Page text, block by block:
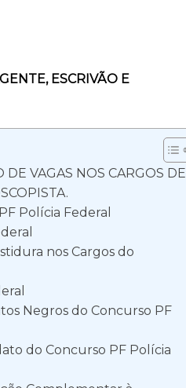
ESCRIVÃO E
VAGAS NOS CARGOS DE
Polícia Federal
nos Cargos do
Negros do Concurso PF
do Concurso PF Polícia